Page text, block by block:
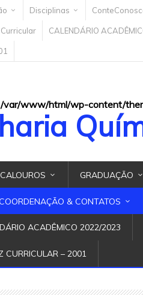
Disciplinas
CALENDÁRIO
/var/www/html/wp-content/
CALOUROS GRADUAÇÃO
& CONTATOS
ACADÊMICO 2022/2023
CURRICULAR – 2001